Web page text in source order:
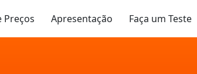
Preços Apresentação Faça um Teste